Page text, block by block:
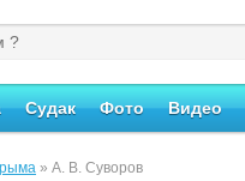
Судак Фото Видео
» А. В. Суворов